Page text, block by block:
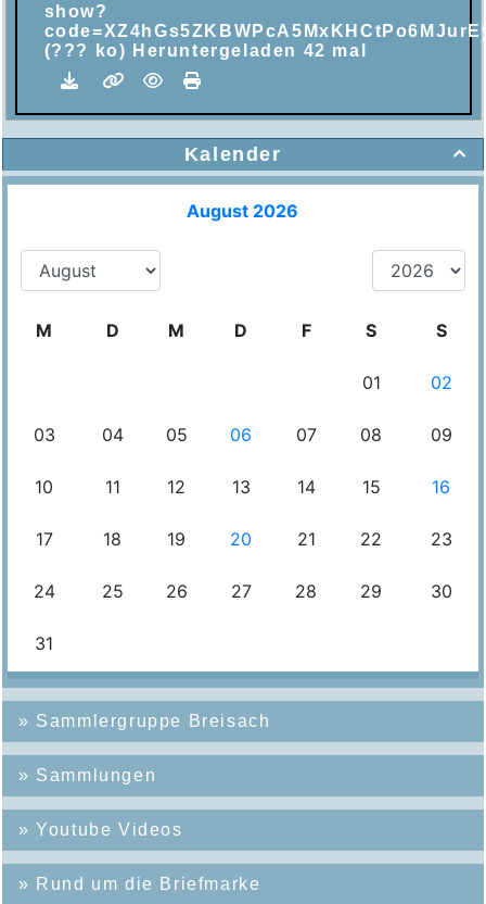

Kalender
» Sammlergruppe Breisach
» Sammlungen
»Youtube Videos
» Rund um die Briefmarke
show?
(??? ko) Heruntergeladen 42 mal